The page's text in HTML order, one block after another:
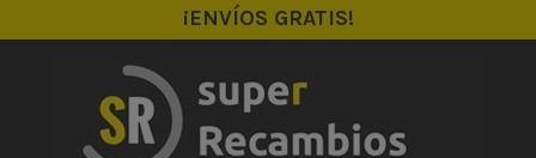
¡ENVÍOS GRATIS!